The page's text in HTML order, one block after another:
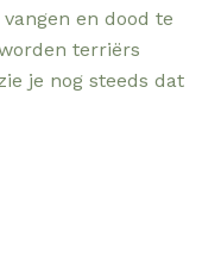
en dood te
terriërs
je nog steeds dat